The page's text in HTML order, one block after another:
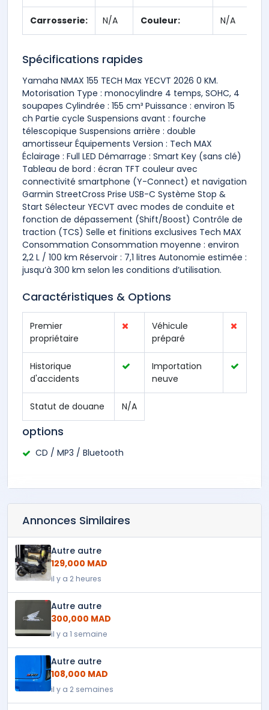
Carrosserie: N/A Couleur: N/A
Spécifications rapides
Yamaha NMAX 155 TECH Max YECVT 2026 0 KM.
Motorisation Type : monocylindre 4 temps, SOHC, 4
soupapes Cylindrée : 155 cm³ Puissance : environ 15
ch Partie cycle Suspensions avant : fourche
télescopique Suspensions arrière : double
amortisseur Équipements Version : Tech MAX
Éclairage : Full LED Démarrage : Smart Key (sans clé)
Tableau de bord : écran TFT couleur avec
connectivité smartphone (Y-Connect) et navigation
Garmin StreetCross Prise USB-C Système Stop &
Start Sélecteur YECVT avec modes de conduite et
fonction de dépassement (Shift/Boost) Contrôle de
traction (TCS) Selle et finitions exclusives Tech MAX
Consommation Consommation moyenne : environ
2,2 L / 100 km Réservoir : 7,1 litres Autonomie estimée :
jusqu’à 300 km selon les conditions d’utilisation.
Caractéristiques & Options
Premier
propriétaire
Véhicule
préparé
Historique
d'accidents
Importation
neuve
Statut de douane N/A
options
CD / MP3 / Bluetooth
Annonces Similaires
Autre autre
129,000 MAD
il y a 2 heures
Autre autre
300,000 MAD
il y a 1 semaine
Autre autre
108,000 MAD
il y a 2 semaines